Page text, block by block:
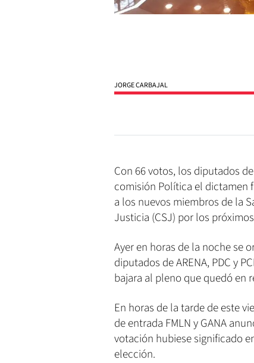
JORGE CARBAJAL
Con 66 votos, los diputados
comisión Política el dictamen
a los nuevos miembros de la
Justicia (CSJ) por los
Ayer en horas de la noche se
diputados de ARENA, PDC y
bajara al pleno que quedó en
En horas de la tarde de este
de entrada FMLN y GANA
votación hubiese significado
elección.